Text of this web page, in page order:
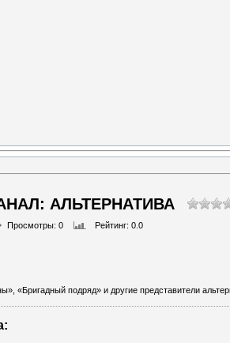
АЛЬТЕРНАТИВА
Просмотры: 0 Рейтинг: 0.0
«Бригадный подряд» и другие представители
: